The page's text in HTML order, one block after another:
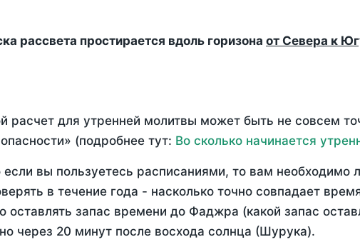
рассвета простирается вдоль горизона от Севера к
расчет для утренней молитвы может быть не совсем
(подробнее тут: Во сколько начинается
вы пользуетесь расписаниями, то вам необходимо
в течение года - насколько точно совпадает
оставлять запас времени до Фаджра (какой запас
через 20 минут после восхода солнца (Шурука).